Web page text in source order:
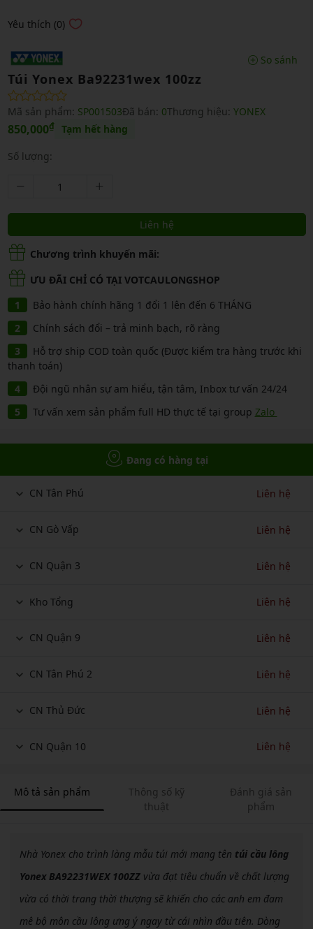
Yêu thích (0)
So sánh
Túi Yonex Ba92231wex 100zz
Mã sản phẩm: SP001503Đã bán: 0Thương hiệu: YONEX
850,000₫ Tạm hết hàng
Số lượng:
Liên hệ
Chương trình khuyến mãi:
ƯU ĐÃI CHỈ CÓ TẠI VOTCAULONGSHOP
Bảo hành chính hãng 1 đổi 1 lên đến 6 THÁNG
Chính sách đổi – trả minh bạch, rõ ràng
Hỗ trợ ship COD toàn quốc (Được kiểm tra hàng trước khi
thanh toán)
Đội ngũ nhân sự am hiểu, tận tâm, Inbox tư vấn 24/24
Tư vấn xem sản phẩm full HD thực tế tại group Zalo
Đang có hàng tại
CN Tân Phú Liên hệ
CN Gò Vấp Liên hệ
CN Quận 3 Liên hệ
Kho Tổng Liên hệ
CN Quận 9 Liên hệ
CN Tân Phú 2 Liên hệ
CN Thủ Đức Liên hệ
CN Quận 10 Liên hệ
Mô tả sản phẩm
Thông số kỹ
thuật
Đánh giá sản
phẩm
Nhà Yonex cho trình làng mẫu túi mới mang tên túi cầu lông
Yonex BA92231WEX 100ZZ vừa đạt tiêu chuẩn về chất lượng
vừa có thời trang thời thượng sẽ khiến cho các anh em đam
mê bộ môn cầu lông ưng ý ngay từ cái nhìn đầu tiên. Dòng